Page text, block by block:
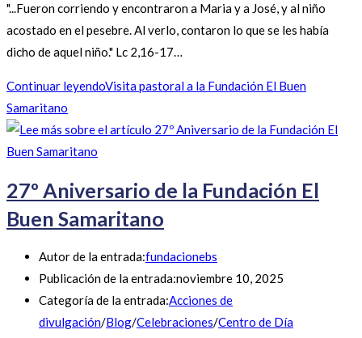
"...Fueron corriendo y encontraron a Maria y a José, y al niño
acostado en el pesebre. Al verlo, contaron lo que se les había
dicho de aquel niño." Lc 2,16-17…
Continuar leyendoVisita pastoral a la Fundación El Buen
Samaritano
27º Aniversario de la Fundación El
Buen Samaritano
Autor de la entrada:fundacionebs
Publicación de la entrada:noviembre 10, 2025
Categoría de la entrada:Acciones de
divulgación/Blog/Celebraciones/Centro de Día